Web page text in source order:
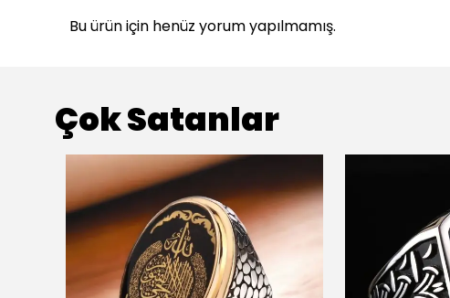
Bu ürün için henüz yorum yapılmamış.
Çok Satanlar